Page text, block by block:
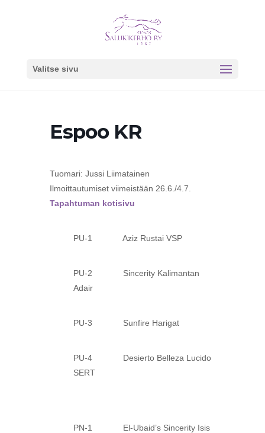
Valitse sivu
Espoo KR
Tuomari: Jussi Liimatainen
Ilmoittautumiset viimeistään 26.6./4.7.
Tapahtuman kotisivu
PU-1 Aziz Rustai VSP
PU-2 Sincerity Kalimantan
Adair
PU-3 Sunfire Harigat
PU-4 Desierto Belleza Lucido
SERT
PN-1 El-Ubaid’s Sincerity Isis